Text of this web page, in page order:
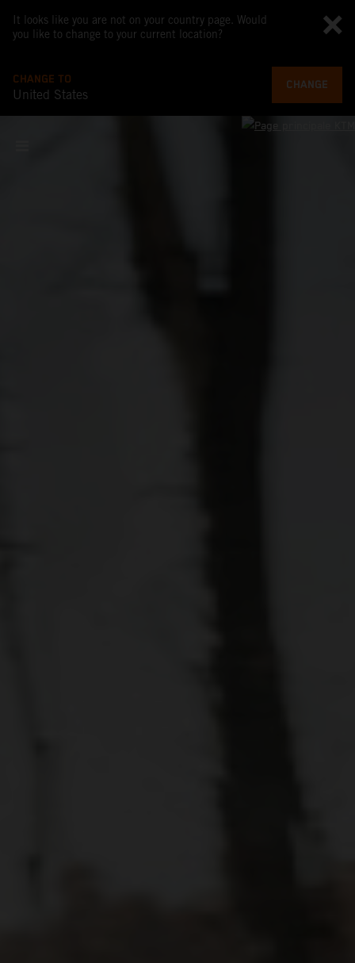
It looks like you are not on your country page. Would
you like to change to your current location?
CHANGE TO
United States
CHANGE